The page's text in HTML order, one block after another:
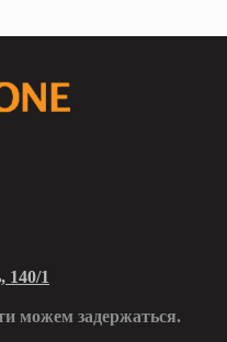
1
можем задержаться.